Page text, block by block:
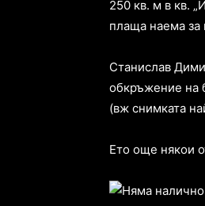
250 кв. м в кв.
плаща наема
Станислав
обкръжение на
(вж снимката
Ето още някои